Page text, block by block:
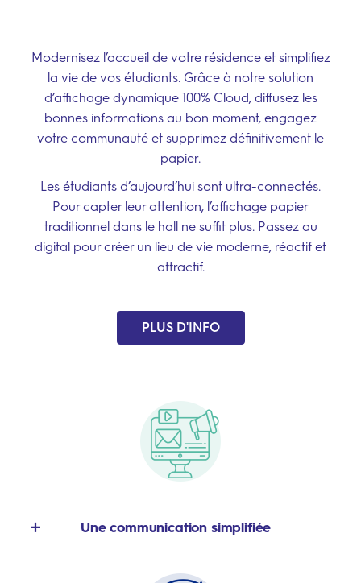
Modernisez l’accueil de votre résidence et simplifiez
la vie de vos étudiants. Grâce à notre solution
d’affichage dynamique 100% Cloud, diffusez les
bonnes informations au bon moment, engagez
votre communauté et supprimez définitivement le
papier.
Les étudiants d’aujourd’hui sont ultra-connectés.
Pour capter leur attention, l’affichage papier
traditionnel dans le hall ne suffit plus. Passez au
digital pour créer un lieu de vie moderne, réactif et
attractif.
PLUS D'INFO
Une communication simplifiée